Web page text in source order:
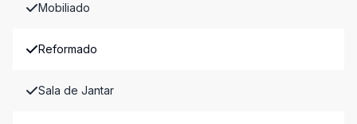
Mobiliado
Reformado
Sala de Jantar